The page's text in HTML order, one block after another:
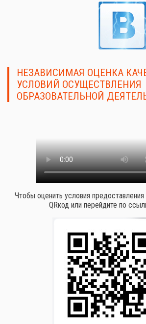
НЕЗАВИСИМАЯ ОЦЕНКА
УСЛОВИЙ ОСУЩЕСТВЛЕНИЯ
ОБРАЗОВАТЕЛЬНОЙ
Чтобы оценить условия предоставления
QRкод или перейдите по